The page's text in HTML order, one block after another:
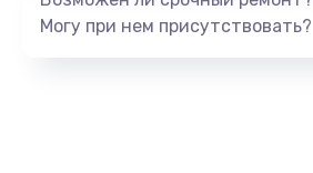
Могу при нем присутствовать?